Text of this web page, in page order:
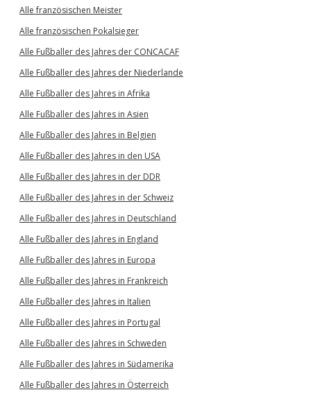
Alle französischen Meister
Alle französischen Pokalsieger
Alle Fußballer des Jahres der CONCACAF
Alle Fußballer des Jahres der Niederlande
Alle Fußballer des Jahres in Afrika
Alle Fußballer des Jahres in Asien
Alle Fußballer des Jahres in Belgien
Alle Fußballer des Jahres in den USA
Alle Fußballer des Jahres in der DDR
Alle Fußballer des Jahres in der Schweiz
Alle Fußballer des Jahres in Deutschland
Alle Fußballer des Jahres in England
Alle Fußballer des Jahres in Europa
Alle Fußballer des Jahres in Frankreich
Alle Fußballer des Jahres in Italien
Alle Fußballer des Jahres in Portugal
Alle Fußballer des Jahres in Schweden
Alle Fußballer des Jahres in Südamerika
Alle Fußballer des Jahres in Österreich